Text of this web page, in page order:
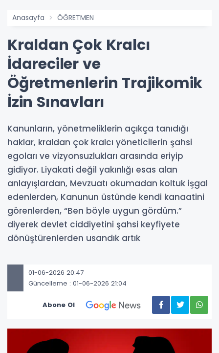
Anasayfa ÖĞRETMEN
Kraldan Çok Kralcı
İdareciler ve
Öğretmenlerin Trajikomik
İzin Sınavları
Kanunların, yönetmeliklerin açıkça tanıdığı
haklar, kraldan çok kralcı yöneticilerin şahsi
egoları ve vizyonsuzlukları arasında eriyip
gidiyor. Liyakati değil yakınlığı esas alan
anlayışlardan, Mevzuatı okumadan koltuk işgal
edenlerden, Kanunun üstünde kendi kanaatini
görenlerden, “Ben böyle uygun gördüm.”
diyerek devlet ciddiyetini şahsi keyfiyete
dönüştürenlerden usandık artık
01-06-2026 20:47
Güncelleme : 01-06-2026 21:04
Abone Ol